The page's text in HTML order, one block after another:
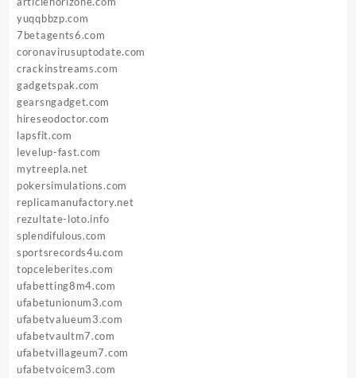
yuqqbbzp.com
7betagents6.com
coronavirusuptodate.com
crackinstreams.com
gadgetspak.com
gearsngadget.com
hireseodoctor.com
lapsfit.com
levelup-fast.com
mytreepla.net
pokersimulations.com
replicamanufactory.net
rezultate-loto.info
splendifulous.com
sportsrecords4u.com
topceleberites.com
ufabetting8m4.com
ufabetunionum3.com
ufabetvalueum3.com
ufabetvaultm7.com
ufabetvillageum7.com
ufabetvoicem3.com